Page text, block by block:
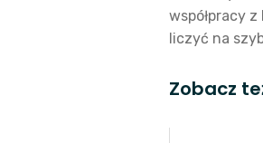
współpracy
liczyć na
Zobacz